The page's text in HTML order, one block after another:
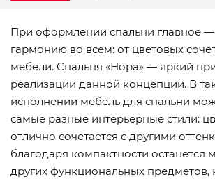
При оформлении спальни главное
гармонию во всем: от цветовых
мебели. Спальня «Нора» — яркий
реализации данной концепции. В
исполнении мебель для спальни
самые разные интерьерные стили:
отлично сочетается с другими
благодаря компактности останется
других функциональных предметов,